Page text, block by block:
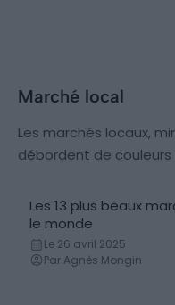
Marché local
Les marchés locaux,
débordent de couleurs
Les 13 plus beaux
le monde
Le 26 avril 2025
Par Agnès Mongin